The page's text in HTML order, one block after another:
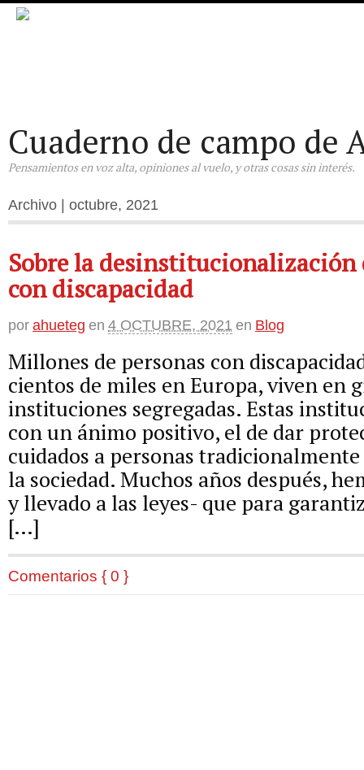
Cuaderno de campo de
Pensamientos en voz alta, opiniones al vuelo, y otras cosas sin interés.
Archivo | octubre, 2021
Sobre la desinstitucionalización
con discapacidad
por ahueteg en 4 OCTUBRE, 2021 en Blog
Millones de personas con
cientos de miles en Europa, viven en
instituciones segregadas. Estas
con un ánimo positivo, el de dar
cuidados a personas
la sociedad. Muchos años después,
y llevado a las leyes- que para
[…]
Comentarios { 0 }